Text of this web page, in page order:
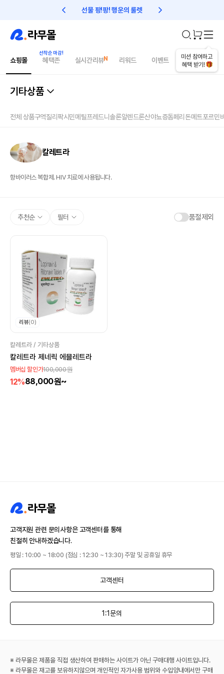
선물 팡!팡! 행운의 룰렛 친구초대 1만원 리워드!
미션 참여하고
혜택 받기!
쇼핑몰 혜택존 실시간리뷰 리워드 이벤트 건강매거진
기타상품
전체 상품구역질리팍시민메틸프레드니솔론알렌드론산야뇨증돔페리돈메트포르민
칼레트라
항바이러스 복합제. HIV 치료에 사용됩니다.
추천순 필터 품절제외
리뷰(0)
칼레트라 / 기타상품
칼레트라 제네릭 에믈레트라
멤버십 할인가100,000원
12%88,000원~
고객지원 관련 문의사항은 고객센터를 통해
친절히 안내하겠습니다.
평일 : 10:00 ~ 18:00 (점심 : 12:30 ~ 13:30) 주말 및 공휴일 휴무
고객센터
1:1문의
※ 라무몰은 제품을 직접 생산하여 판매하는 사이트가 아닌 구매대행 사이트입니다.
※ 라무몰은 재고를 보유하지않으며 개인적인 자가사용 범위와 수입양내에서만 구매